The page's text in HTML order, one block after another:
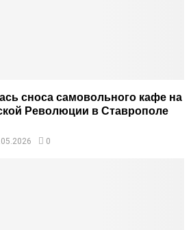
сноса самовольного кафе на
Революции в Ставрополе
0